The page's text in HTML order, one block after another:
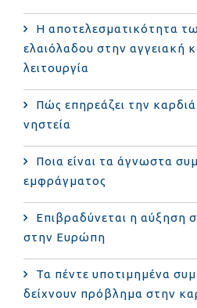
Η αποτελεσματικότητα
ελαιόλαδου στην αγγειακή
λειτουργία
Πώς επηρεάζει την
νηστεία
Ποια είναι τα άγνωστα
εμφράγματος
Επιβραδύνεται η αύξηση
στην Ευρώπη
Τα πέντε υποτιμημένα
δείχνουν πρόβλημα στην